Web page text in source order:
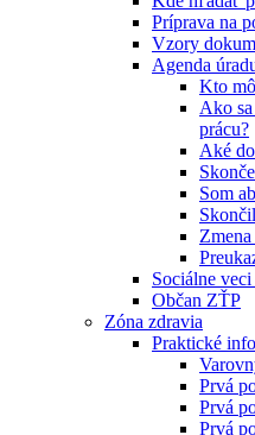
Príprava na
Vzory
Agenda
Kto
Ako
prácu?
Aké
Som
Sociálne
Občan ZŤP
Zóna zdravia
Praktické
Prvá
Prvá
Prvá